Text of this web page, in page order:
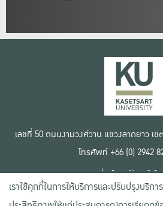
เลขที่ 50 ถนนงามวงศ์วาน แขวงลาดยาว เ
โทรศัพท์ +66 (0) 2942
เงื่อนไขการใช้งานเว็บไ
ข้อตกลงด้านสิทธิ์ใช้งาน
นโยบายความเป็นส่วนตั
เราใช้คุกกี้ในการให้บริการและปรับปรุงบริก